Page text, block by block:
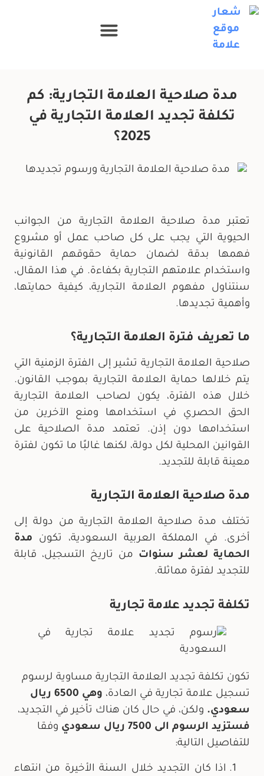
مدة صلاحية العلامة التجارية: كم
تكلفة تجديد العلامة التجارية في
2025؟
تعتبر مدة صلاحية العلامة التجارية من الجوانب
الحيوية التي يجب على كل صاحب عمل أو مشروع
فهمها بدقة لضمان حماية حقوقهم القانونية
واستخدام علامتهم التجارية بكفاءة. في هذا المقال،
سنتناول مفهوم العلامة التجارية، كيفية حمايتها،
وأهمية تجديدها.
ما تعريف فترة العلامة التجارية؟
صلاحية العلامة التجارية تشير إلى الفترة الزمنية التي
يتم خلالها حماية العلامة التجارية بموجب القانون.
خلال هذه الفترة، يكون لصاحب العلامة التجارية
الحق الحصري في استخدامها ومنع الآخرين من
استخدامها دون إذن. تعتمد مدة الصلاحية على
القوانين المحلية لكل دولة، لكنها غالبًا ما تكون لفترة
معينة قابلة للتجديد.
مدة صلاحية العلامة التجارية
تختلف مدة صلاحية العلامة التجارية من دولة إلى
أخرى. في المملكة العربية السعودية، تكون مدة
الحماية لعشر سنوات من تاريخ التسجيل، قابلة
للتجديد لفترة مماثلة.
تكلفة تجديد علامة تجارية
تكون تكلفة تجديد العلامة التجارية مساوية لرسوم
تسجيل علامة تجارية في العادة،
وهي 6500 ريال
سعودي. ولكن، في حال كان هناك تأخير في التجديد،
فستزيد الرسوم الى 7500 ريال سعودي
وفقا
للتفاصيل التالية:
اذا كان التجديد خلال السنة الأخيرة من انتهاء